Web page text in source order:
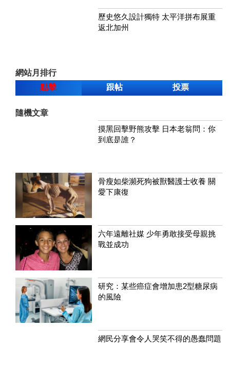
歷史悠久設計獨特 太平洋拼布展重
返北加州
網站月排行
點擊
跟帖 投票
隨機文章
摸黑回擊野熊攻擊 日本老翁問：你
到底是誰？
骨瘦如柴瀕死狗被獸醫護士收養 關
愛下康復
六年遠離社媒 少年勇敢接受母親挑
戰並成功
研究：某些癌症會增加患2型糖尿病
的風險
網民分享會令人哭笑不得的愚蠢問題